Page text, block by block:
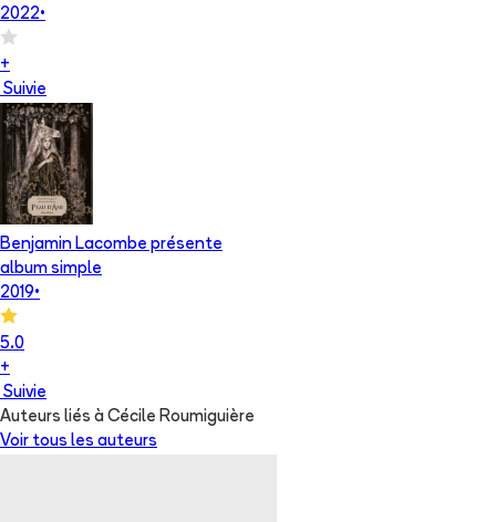
2022•
+
Suivie
Benjamin Lacombe présente
album simple
2019•
5.0
+
Suivie
Auteurs liés à Cécile Roumiguière
Voir tous les auteurs